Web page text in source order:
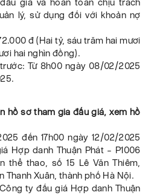
giá và hoàn toàn chịu trách
lý, sử dụng đối với khoản nợ
đ (Hai tỷ, sáu trăm hai mươi
hai nghìn đồng).
Từ 8h00 ngày 08/02/2025
hồ sơ tham gia đấu giá, xem hồ
đến 17h00 ngày 12/02/2025
Hợp danh Thuận Phát – P1006
thể thao, số 15 Lê Văn Thiêm,
Thanh Xuân, thành phố Hà Nội.
ty đấu giá Hợp danh Thuận